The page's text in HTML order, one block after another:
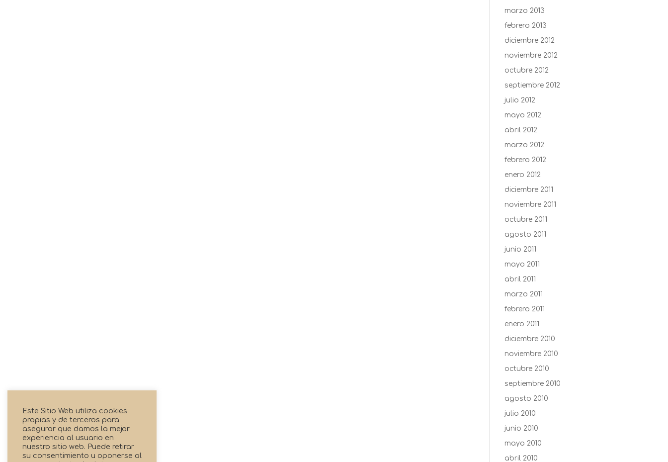
marzo 2013
febrero 2013
diciembre 2012
noviembre 2012
octubre 2012
septiembre 2012
julio 2012
mayo 2012
abril 2012
marzo 2012
febrero 2012
enero 2012
diciembre 2011
noviembre 2011
octubre 2011
agosto 2011
junio 2011
mayo 2011
abril 2011
marzo 2011
febrero 2011
enero 2011
diciembre 2010
noviembre 2010
octubre 2010
septiembre 2010
agosto 2010
julio 2010
junio 2010
mayo 2010
abril 2010
Este Sitio Web utiliza cookies
propias y de terceros para
asegurar que damos la mejor
experiencia al usuario en
nuestro sitio web. Puede retirar
su consentimiento u oponerse al